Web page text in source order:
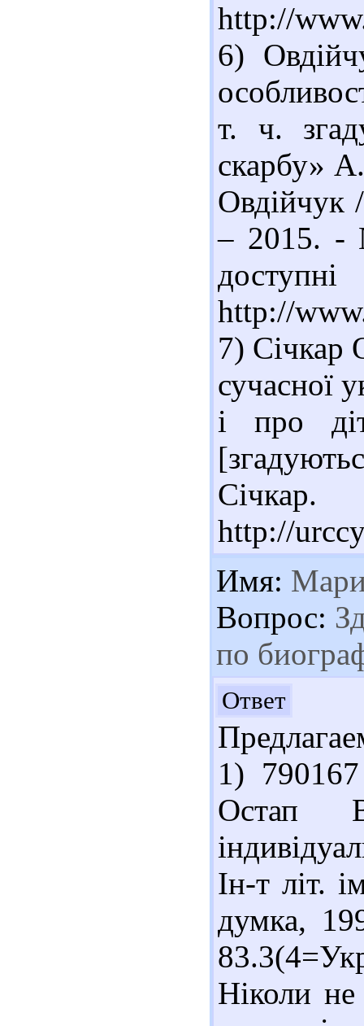
http://
6)
т. ч.
скарбу»
Овдійчук
– 2015. -
http://
7) Січкар
сучасної
і про
http://
Имя:
Вопрос:
по
Ответ
1)
Остап
Ін-т літ.
думка,
Ніколи не